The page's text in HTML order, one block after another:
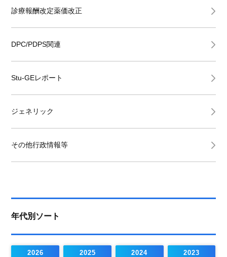
診療報酬改定薬価改正
DPC/PDPS関連
Stu-GEレポート
ジェネリック
その他行政情報等
年代別ソート
2026 2025 2024 2023